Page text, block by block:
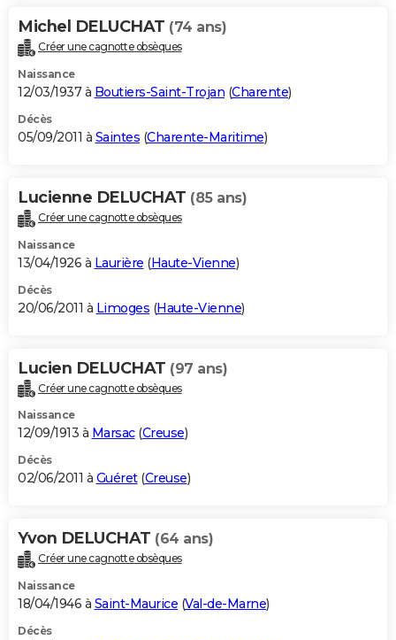
Michel DELUCHAT (74 ans)
Créer une cagnotte obsèques
Naissance
12/03/1937 à Boutiers-Saint-Trojan (Charente)
Décès
05/09/2011 à Saintes (Charente-Maritime)
Lucienne DELUCHAT (85 ans)
Créer une cagnotte obsèques
Naissance
13/04/1926 à Laurière (Haute-Vienne)
Décès
20/06/2011 à Limoges (Haute-Vienne)
Lucien DELUCHAT (97 ans)
Créer une cagnotte obsèques
Naissance
12/09/1913 à Marsac(Creuse)
Décès
02/06/2011 à Guéret(Creuse)
Yvon DELUCHAT (64 ans)
Créer une cagnotte obsèques
Naissance
18/04/1946 à Saint-Maurice (Val-de-Marne)
Décès